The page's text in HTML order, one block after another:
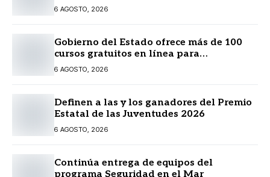
6 AGOSTO, 2026
Gobierno del Estado ofrece más de 100
cursos gratuitos en línea para
prestadores turísticos
6 AGOSTO, 2026
Definen a las y los ganadores del Premio
Estatal de las Juventudes 2026
6 AGOSTO, 2026
Continúa entrega de equipos del
programa Seguridad en el Mar